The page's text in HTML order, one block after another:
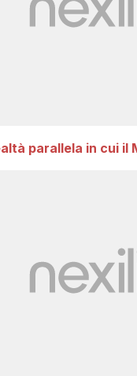
parallela in cui il